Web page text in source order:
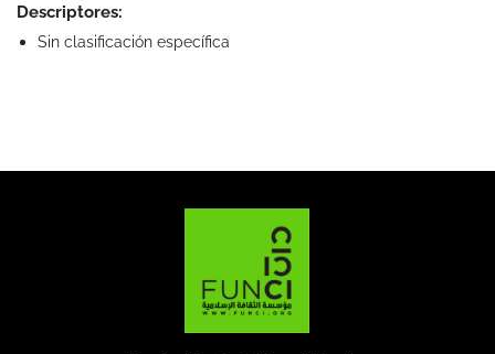
Descriptores:
Sin clasificación específica